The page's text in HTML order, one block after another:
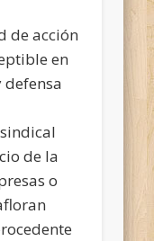
de acción
en
de la
o